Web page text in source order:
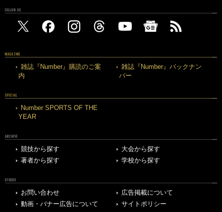
FOLLOW US
MAGAZINE
雑誌『Number』購読のご案
内
雑誌『Number』バックナン
バー
SPECIAL
Number SPORTS OF THE
YEAR
ARCHIVE
競技から探す
大会から探す
著者から探す
学校から探す
OTHERS
お問い合わせ
広告掲載について
動画・バナー広告について
サイトポリシー